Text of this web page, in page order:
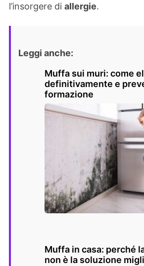
l’insorgere di allergie.
Leggi anche:
Muffa sui muri: come
definitivamente e
formazione
Muffa in casa: perché
non è la soluzione